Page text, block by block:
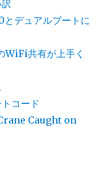
に
デュアルブートに
共有が上手く
コード
Caught on